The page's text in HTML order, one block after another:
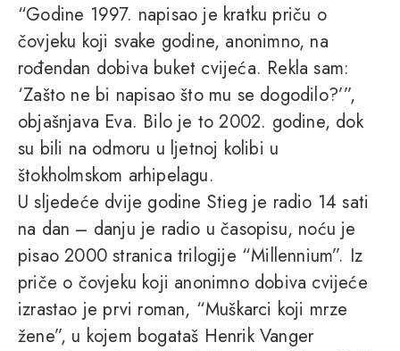
“Godine 1997. napisao je kratku priču o
čovjeku koji svake godine, anonimno, na
rođendan dobiva buket cvijeća. Rekla sam:
‘Zašto ne bi napisao što mu se dogodilo?’”,
objašnjava Eva. Bilo je to 2002. godine, dok
su bili na odmoru u ljetnoj kolibi u
štokholmskom arhipelagu.
U sljedeće dvije godine Stieg je radio 14 sati
na dan – danju je radio u časopisu, noću je
pisao 2000 stranica trilogije “Millennium”. Iz
priče o čovjeku koji anonimno dobiva cvijeće
izrastao je prvi roman, “Muškarci koji mrze
žene”, u kojem bogataš Henrik Vanger